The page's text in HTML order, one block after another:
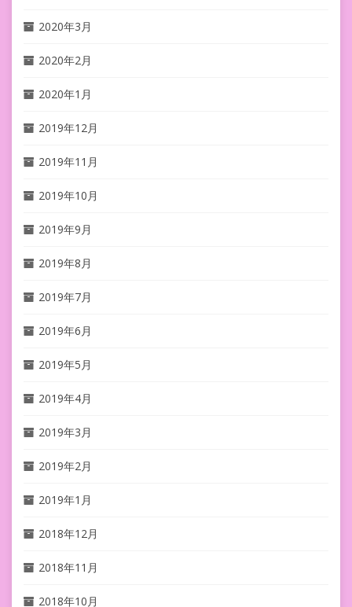
2020年3月
2020年2月
2020年1月
2019年12月
2019年11月
2019年10月
2019年9月
2019年8月
2019年7月
2019年6月
2019年5月
2019年4月
2019年3月
2019年2月
2019年1月
2018年12月
2018年11月
2018年10月